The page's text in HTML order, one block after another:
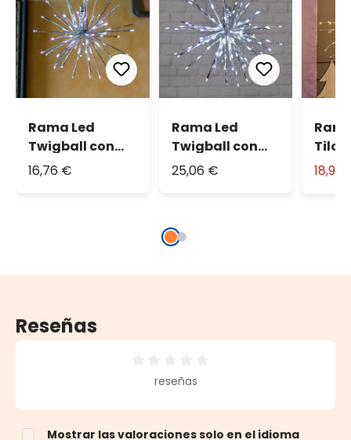
Rama Led
Twigball con
destellos Ø
16,76 €
Rama Led
Twigball con
destellos Ø
25,06 €
Tilo
45
Reseñas
Calificación promedio de 0 de 5 estrellas
reseñas
Mostrar las valoraciones solo en el idioma